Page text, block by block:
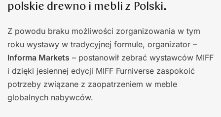
polskie drewno i mebli z Polski.
Z powodu braku możliwości zorganizowania w tym
roku wystawy w tradycyjnej formule, organizator –
Informa Markets – postanowił zebrać wystawców MIFF
i dzięki jesiennej edycji MIFF Furniverse zaspokoić
potrzeby związane z zaopatrzeniem w meble
globalnych nabywców.